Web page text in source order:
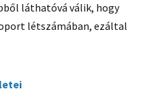
láthatóvá válik, hogy
létszámában, ezáltal